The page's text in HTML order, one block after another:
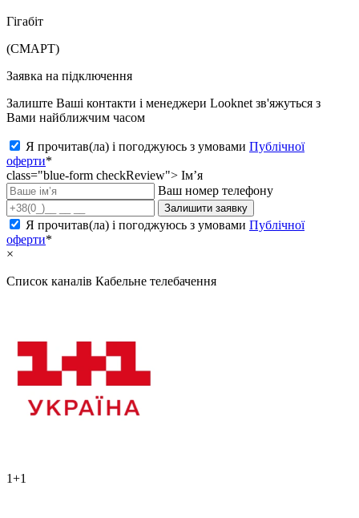
Гігабіт
(СМАРТ)
Заявка на підключення
Залиште Ваші контакти і менеджери Looknet зв'яжуться з
Вами найближчим часом
Я прочитав(ла) і погоджуюсь з умовами Публічної
оферти*
class="blue-form checkReview"> Ім’я
Ваш номер телефону
Залишити заявку
Я прочитав(ла) і погоджуюсь з умовами Публічної
оферти*
×
Список каналів Кабельне телебачення
1+1